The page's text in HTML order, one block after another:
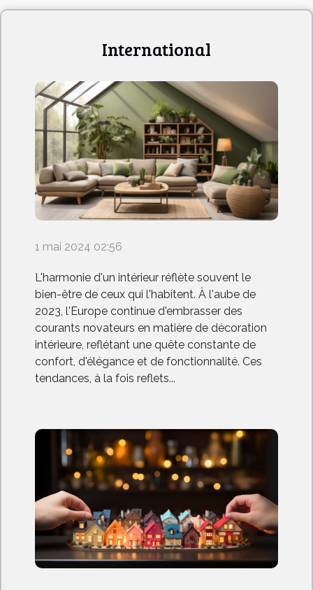
International
1 mai 2024 02:56
L'harmonie d'un intérieur réflète souvent le
bien-être de ceux qui l'habitent. À l'aube de
2023, l'Europe continue d'embrasser des
courants novateurs en matière de décoration
intérieure, reflétant une quête constante de
confort, d'élégance et de fonctionnalité. Ces
tendances, à la fois reflets...